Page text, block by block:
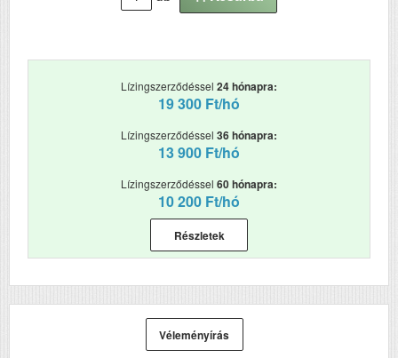
(karakter/mp)
Méretek (ma x szé x mé
177 x 612 x 375
Lízingszerződéssel 24 hónapra:
19 300 Ft/hó
Lízingszerződéssel 36 hónapra:
13 900 Ft/hó
Lízingszerződéssel 60 hónapra:
10 200 Ft/hó
Részletek
Véleményírás